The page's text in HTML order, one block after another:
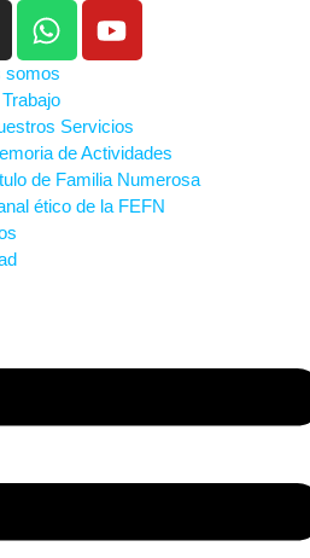
somos
Servicios
de Actividades
de Familia Numerosa
ético de la FEFN